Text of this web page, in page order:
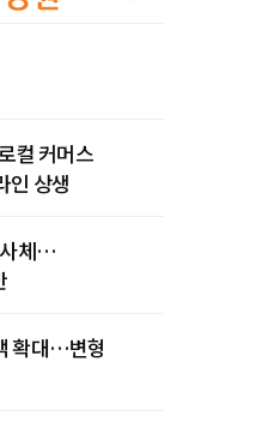
컬 커머스
인 상생
사체…
확대…변형